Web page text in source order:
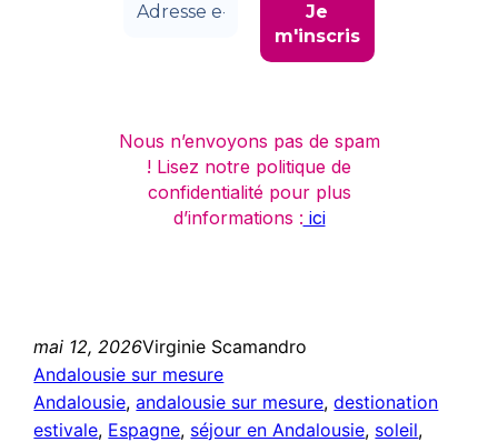
Nous n’envoyons pas de spam
! Lisez notre politique de
confidentialité pour plus
d’informations : ici
mai 12, 2026Virginie Scamandro
Andalousie sur mesure
Andalousie, andalousie sur mesure, destionation
estivale, Espagne, séjour en Andalousie, soleil